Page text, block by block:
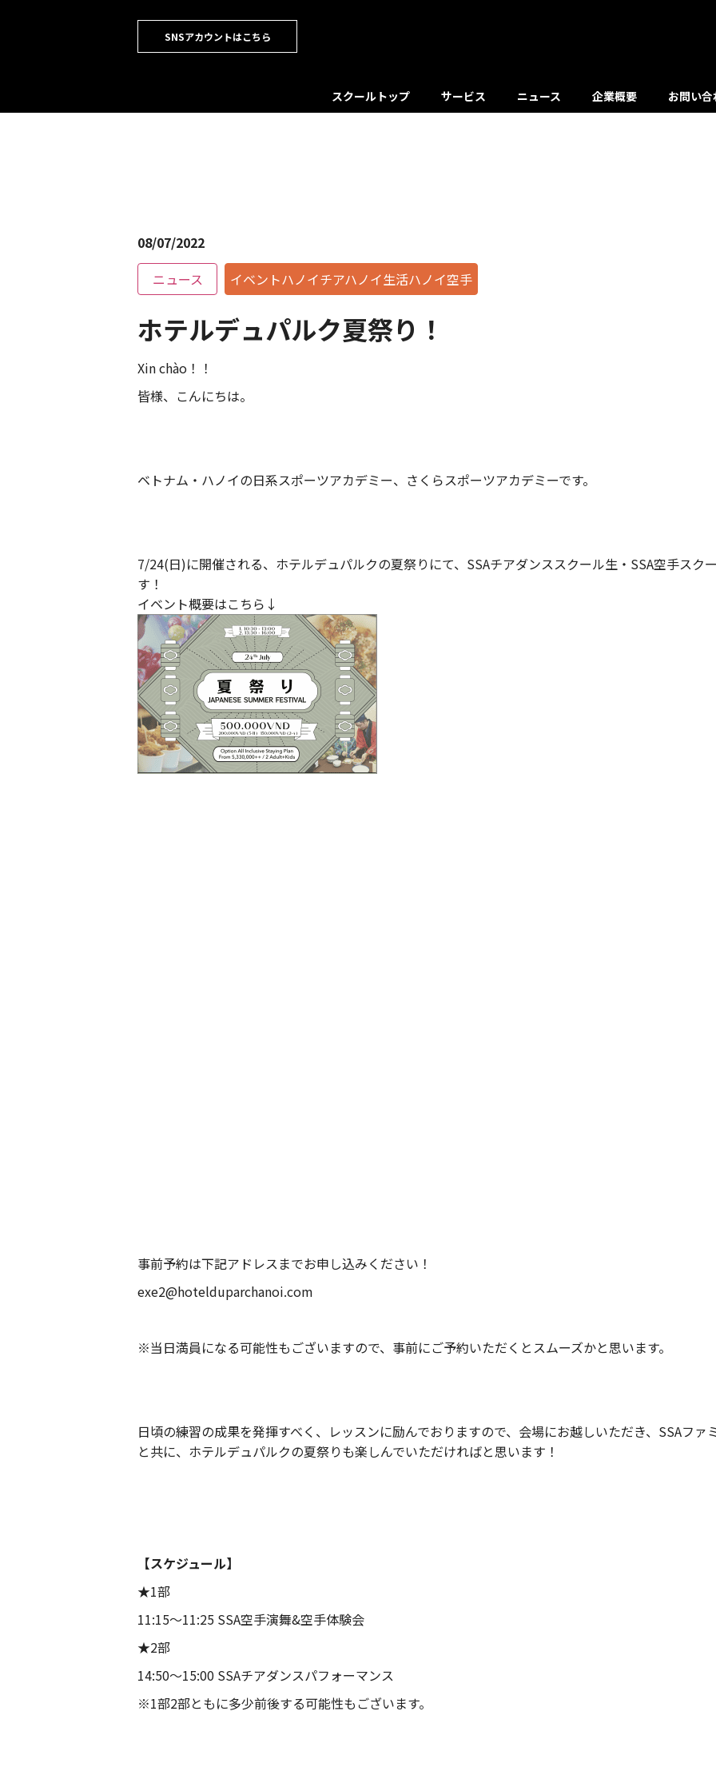
SNSアカウントはこちら
スクールトップ サービス ニュース 企業概要 お問い
08/07/2022
ニュース
イベントハノイチアハノイ生活ハノイ空手
ホテルデュパルク夏祭り！
Xin chào！！
皆様、こんにちは。
ベトナム・ハノイの日系スポーツアカデミー、さくらスポーツアカデミーです。
7/24(日)に開催される、ホテルデュパルクの夏祭りにて、 SSAチアダンススクール生・SSA空手スク
す！
イベント概要はこちら↓
事前予約は下記アドレスまでお申し込みください！
exe2@hotelduparchanoi.com
※当日満員になる可能性もございますので、事前にご予約いただくとスムーズかと思います。
日頃の練習の成果を発揮すべく、レッスンに励んでおりますので、会場にお越しいただき、SSAフ
と共に、ホテルデュパルクの夏祭りも楽しんでいただければと思います！
【スケジュール】
★1部
11:15〜11:25 SSA空手演舞&空手体験会
★2部
14:50〜15:00 SSAチアダンスパフォーマンス
※1部2部ともに多少前後する可能性もございます。